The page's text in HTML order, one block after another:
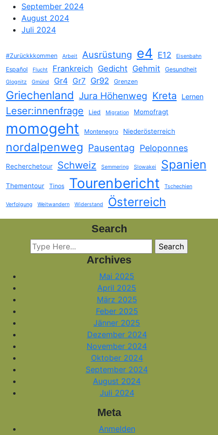
September 2024
August 2024
Juli 2024
#Zurückkkommen Arbeit Ausrüstung e4 E12 Eisenbahn
Español Flucht Frankreich Gedicht Gehmit Gesundheit
Glognitz Gmünd Gr4 Gr7 Gr92 Grenzen
Griechenland Jura Höhenweg Kreta Lernen
Leser:innenfrage Lied Migration Momofragt
momogeht Montenegro Niederösterreich
nordalpenweg Pausentag Peloponnes
Recherchetour Schweiz Semmering Slowakei Spanien
Thementour Tinos Tourenbericht Tschechien
Verfolgung Weitwandern Widerstand Österreich
Search
Archives
Mai 2025
April 2025
März 2025
Feber 2025
Jänner 2025
Dezember 2024
November 2024
Oktober 2024
September 2024
August 2024
Juli 2024
Meta
Anmelden